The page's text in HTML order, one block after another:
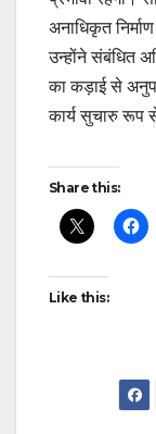
अनाधिकृत
उन्होंने संबंधित
का कड़ाई से
कार्य सुचारु रूप
Post
Share this:
Like this: